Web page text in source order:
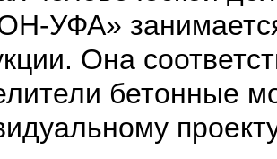
УФА»
Она
бетонные